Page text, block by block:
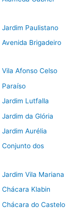
Paulistano
Brigadeiro
Afonso Celso
Lutfalla
da Glória
Aurélia
dos
Vila Mariana
Klabin
do Castelo